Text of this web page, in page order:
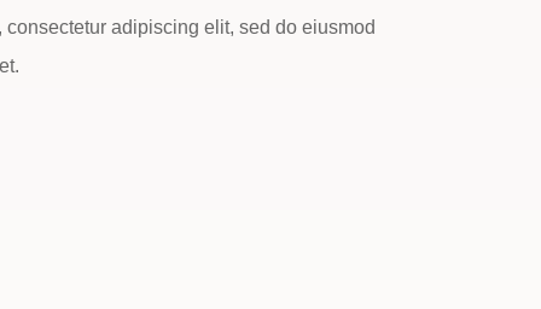
consectetur adipiscing elit, sed do eiusmod